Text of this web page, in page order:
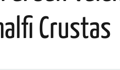
Crustas